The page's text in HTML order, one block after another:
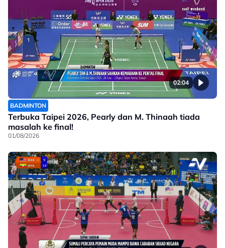
02:04
BADMINTON
Terbuka Taipei 2026, Pearly dan M. Thinaah tiada
masalah ke final!
01/08/2026